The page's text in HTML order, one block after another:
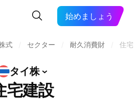
始めましょう
式 セクター 耐久消費財 住
タイ株
宅建設